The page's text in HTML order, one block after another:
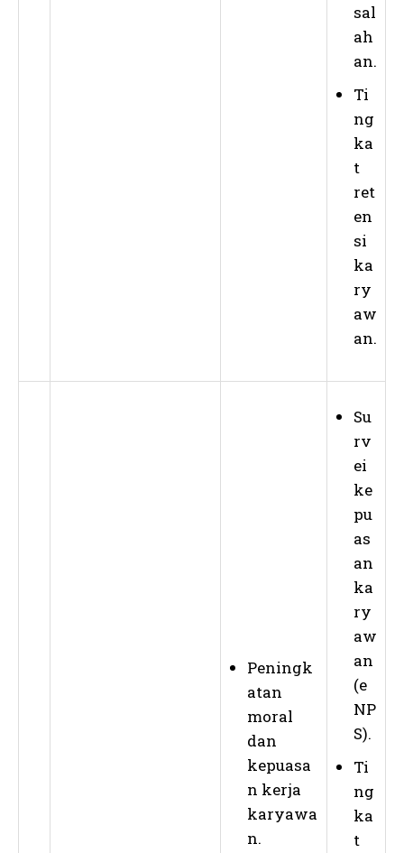
sal
ah
an.
Ti
ng
ka
t
ret
en
si
ka
ry
aw
an.
Peningk
atan
moral
dan
kepuasa
n kerja
karyawa
n.
Su
rv
ei
ke
pu
as
an
ka
ry
aw
an
(e
NP
S).
Ti
ng
ka
t